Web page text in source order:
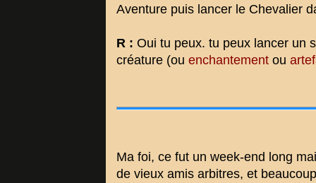
Aventure puis lancer le Chevalier
R : Oui tu peux. tu peux lancer un
créature (ou enchantement ou
Ma foi, ce fut un week-end long
de vieux amis arbitres, et